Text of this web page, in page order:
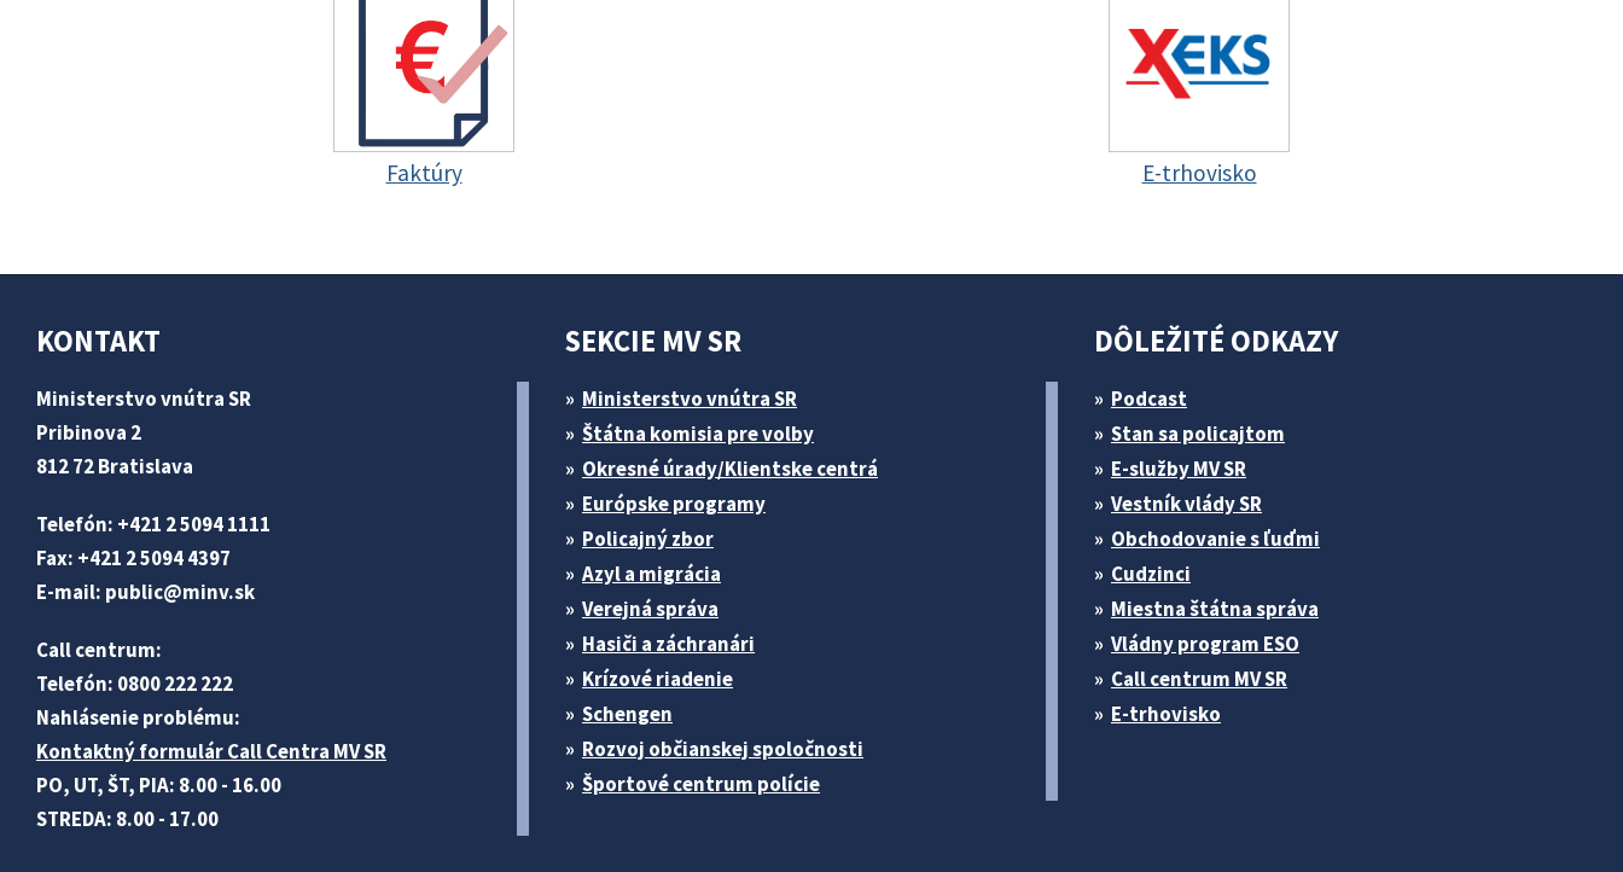
Faktúry E-trhovisko
KONTAKT
Ministerstvo vnútra SR
Pribinova 2
812 72 Bratislava
Telefón: +421 2 5094 1111
Fax: +421 2 5094 4397
E-mail: public@minv.sk
Call centrum:
Telefón: 0800 222 222
Nahlásenie problému:
Kontaktný formulár Call Centra MV SR
PO, UT, ŠT, PIA: 8.00 - 16.00
STREDA: 8.00 - 17.00
SEKCIE MV SR
Ministerstvo vnútra SR
Štátna komisia pre volby
Okresné úrady/Klientske centrá
Európske programy
Policajný zbor
Azyl a migrácia
Verejná správa
Hasiči a záchranári
Krízové riadenie
Schengen
Rozvoj občianskej spoločnosti
Športové centrum polície
DÔLEŽITÉ ODKAZY
Podcast
Stan sa policajtom
E-služby MV SR
Vestník vlády SR
Obchodovanie s ľuďmi
Cudzinci
Miestna štátna správa
Vládny program ESO
Call centrum MV SR
E-trhovisko